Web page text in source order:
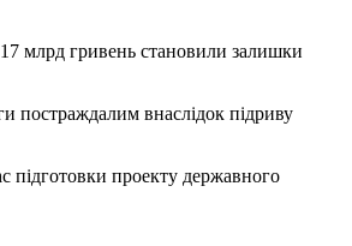
млрд гривень становили залишки
постраждалим внаслідок підриву
підготовки проекту державного